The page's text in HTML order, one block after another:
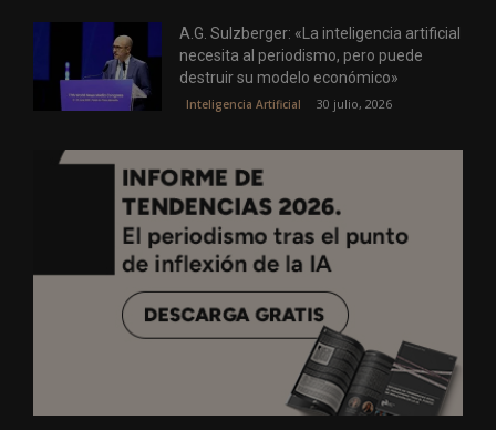
A.G. Sulzberger: «La inteligencia artificial
necesita al periodismo, pero puede
destruir su modelo económico»
Inteligencia Artificial 30 julio, 2026